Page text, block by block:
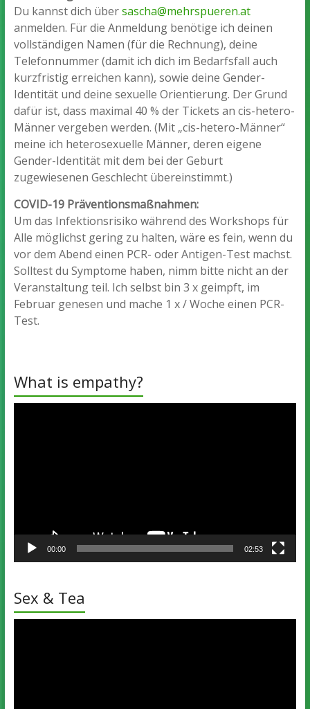
Du kannst dich übersascha@mehrspueren.at
anmelden. Für die Anmeldung benötige ich deinen
vollständigen Namen (für die Rechnung), deine
Telefonnummer (damit ich dich im Bedarfsfall auch
kurzfristig erreichen kann), sowie deine Gender-
Identität und deine sexuelle Orientierung. Der Grund
dafür ist, dass maximal 40 % der Tickets an cis-hetero-
Männer vergeben werden. (Mit „cis-hetero-Männer“
meine ich heterosexuelle Männer, deren eigene
Gender-Identität mit dem bei der Geburt
zugewiesenen Geschlecht übereinstimmt.)
COVID-19 Präventionsmaßnahmen:
Um das Infektionsrisiko während des Workshops für
Alle möglichst gering zu halten, wäre es fein, wenn du
vor dem Abend einen PCR- oder Antigen-Test machst.
Solltest du Symptome haben, nimm bitte nicht an der
Veranstaltung teil. Ich selbst bin 3 x geimpft, im
Februar genesen und mache 1 x / Woche einen PCR-
Test.
What is empathy?
00:00 02:53
Sex & Tea